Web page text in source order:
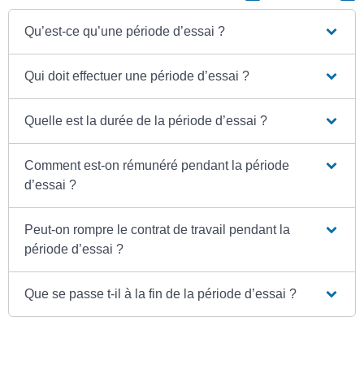
Qu’est-ce qu’une période d’essai ?
Qui doit effectuer une période d’essai ?
Quelle est la durée de la période d’essai ?
Comment est-on rémunéré pendant la période
d’essai ?
Peut-on rompre le contrat de travail pendant la
période d’essai ?
Que se passe t-il à la fin de la période d’essai ?